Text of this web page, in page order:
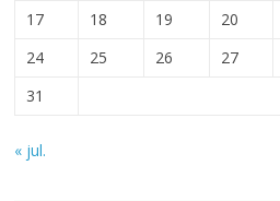
17
18 19 20
24
25 26 27
31
« jul.